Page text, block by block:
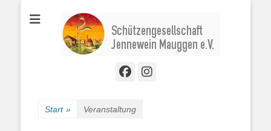
Mauggen e. V.
Schützengesellschaft Jennewein Mauggen e. V.
Facebook
Instagram
Start » Veranstaltung